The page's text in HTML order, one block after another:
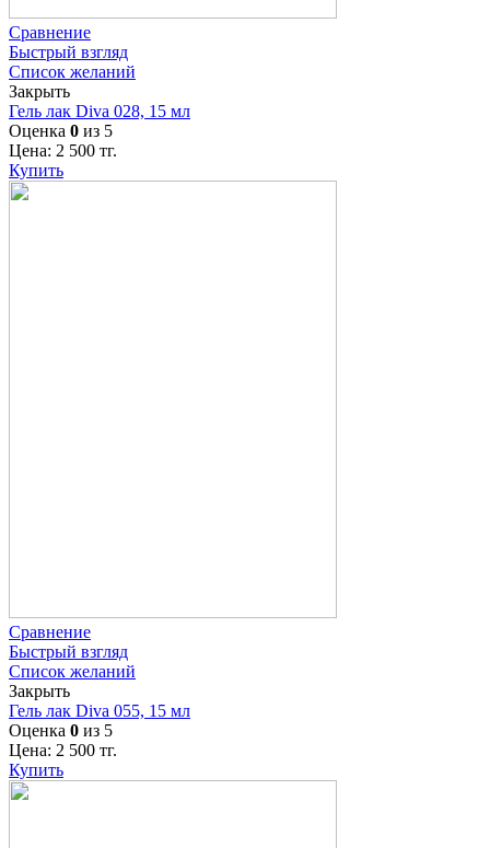
Сравнение
Быстрый взгляд
Список желаний
Закрыть
Гель лак Diva 028, 15 мл
Оценка 0 из 5
Цена: 2 500 тг.
Купить
Сравнение
Быстрый взгляд
Список желаний
Закрыть
Гель лак Diva 055, 15 мл
Оценка 0 из 5
Цена: 2 500 тг.
Купить